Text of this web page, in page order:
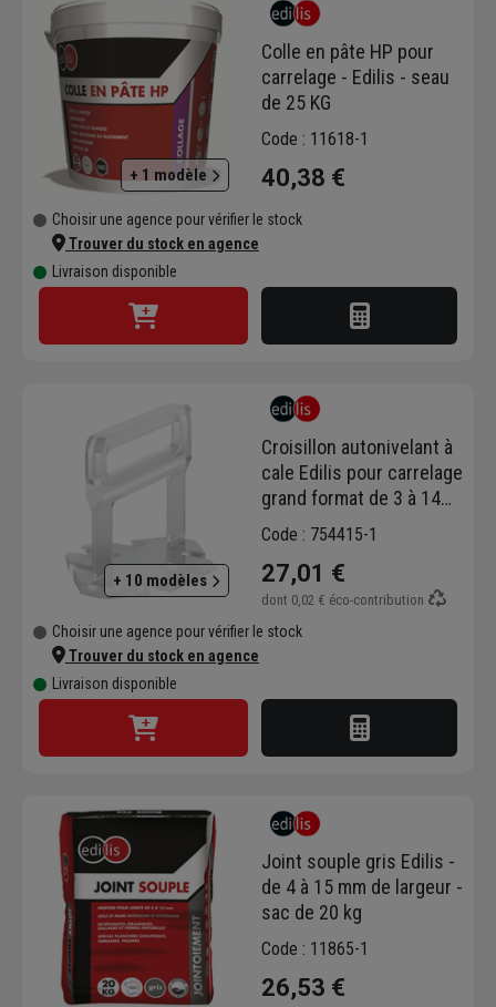
+ 1 modèle
Colle en pâte HP pour
carrelage - Edilis - seau
de 25 KG
Code : 11618-1
40,38 €
Choisir une agence pour vérifier le stock
Trouver du stock en agence
Livraison disponible
+ 10 modèles
Croisillon autonivelant à
cale Edilis pour carrelage
grand format de 3 à 14
MM d'épaisseur - joint de
2 MM - 250 pièces
Code : 754415-1
27,01 €
dont 0,02 € éco-contribution
Choisir une agence pour vérifier le stock
Trouver du stock en agence
Livraison disponible
Joint souple gris Edilis -
de 4 à 15 mm de largeur -
sac de 20 kg
Code : 11865-1
26,53 €